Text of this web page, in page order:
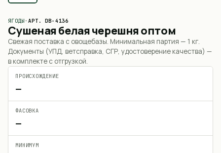
ЯГОДЫ ·АРТ.DB-4136
Сушеная белая черешня оптом
Свежая поставка с овощебазы. Минимальная партия — 1 кг.
Документы (УПД, ветсправка, СГР, удостоверение качества) —
в комплекте с отгрузкой.
ПРОИСХОЖДЕНИЕ
—
ФАСОВКА
—
МИНИМУМ